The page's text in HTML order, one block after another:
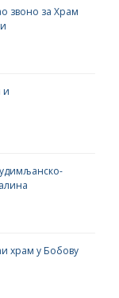
звоно за Храм
и
храм у Бобову